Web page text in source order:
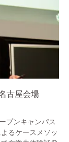
古屋会場
プンキャンパス
るケースメソッ